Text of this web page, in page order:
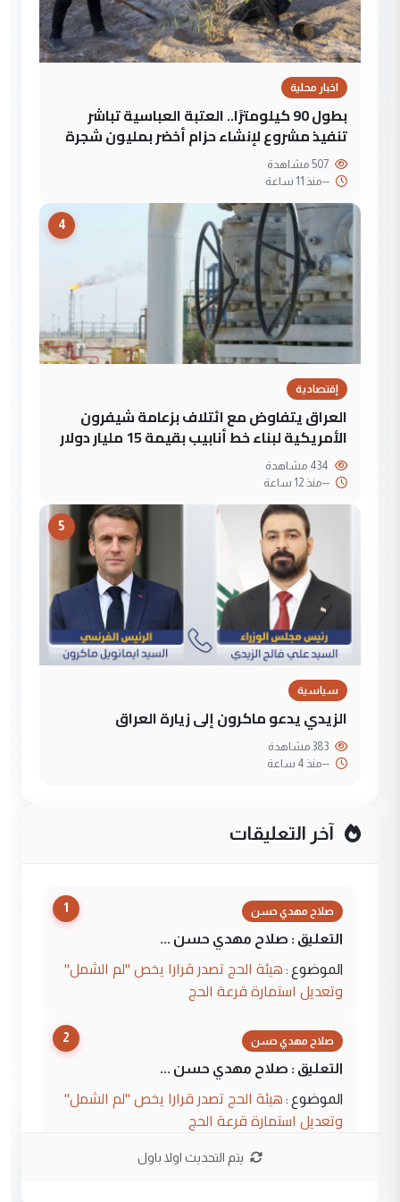
اخبار محلية
بطول 90 كيلومترًا.. العتبة العباسية تباشر
تنفيذ مشروع لإنشاء حزام أخضر بمليون شجرة
--منذ 11 ساعة
4
إقتصادية
العراق يتفاوض مع ائتلاف بزعامة شيفرون
الأمريكية لبناء خط أنابيب بقيمة 15 مليار دولار
--منذ 12 ساعة
5
سياسية
الزيدي يدعو ماكرون إلى زيارة العراق
--منذ 4 ساعة
آخر التعليقات
1 صلاح مهدي حسن
التعليق : صلاح مهدي حسن ...
الموضوع : هيئة الحج تصدر قرارا يخص "لم الشمل"
وتعديل استمارة قرعة الحج
2 صلاح مهدي حسن
التعليق : صلاح مهدي حسن ...
الموضوع : هيئة الحج تصدر قرارا يخص "لم الشمل"
وتعديل استمارة قرعة الحج
يتم التحديث اولا باول